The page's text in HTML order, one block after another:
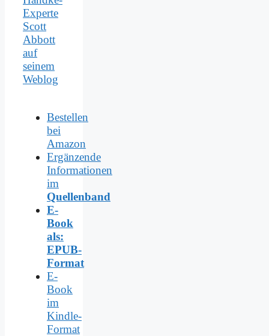
Experte
Scott
Abbott
auf
seinem
Weblog
Bestellen
bei
Amazon
Ergänzende
Informationen
im
Quellenband
E-
Book
als:
EPUB-
Format
E-
Book
im
Kindle-
Format